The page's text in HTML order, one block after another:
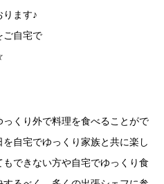
ります♪
ご自宅で
くり外で料理を食べることがで
自宅でゆっくり家族と共に楽し
できない方や自宅でゆっくり食